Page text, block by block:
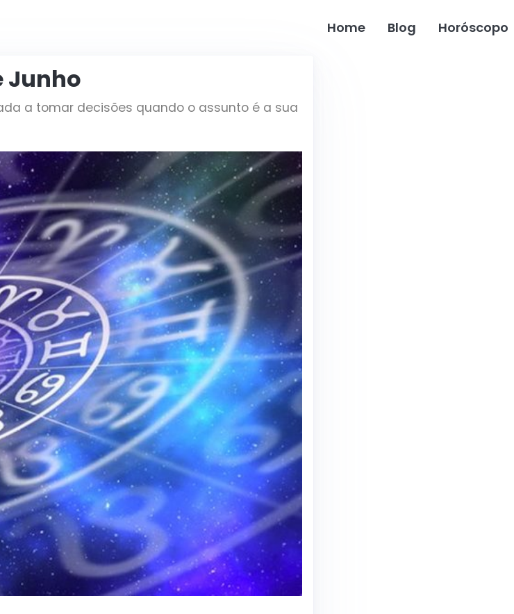
Home Blog Horóscopo
Junho
a tomar decisões quando o assunto é a sua